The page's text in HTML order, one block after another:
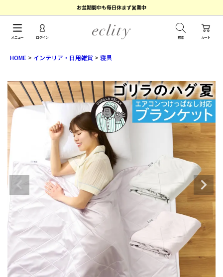
お盆期間中も毎日休まず営業中
カート
メニュー ログイン 検索
HOME インテリア・日用雑貨 寝具